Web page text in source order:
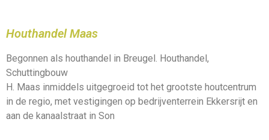
Houthandel Maas
Begonnen als houthandel in Breugel. Houthandel,
Schuttingbouw
H. Maas inmiddels uitgegroeid tot het grootste houtcentrum
in de regio, met vestigingen op bedrijventerrein Ekkersrijt en
aan de kanaalstraat in Son